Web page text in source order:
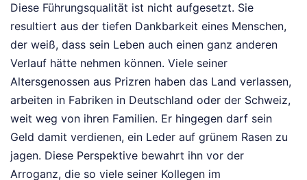
Diese Führungsqualität ist nicht aufgesetzt. Sie
resultiert aus der tiefen Dankbarkeit eines Menschen,
der weiß, dass sein Leben auch einen ganz anderen
Verlauf hätte nehmen können. Viele seiner
Altersgenossen aus Prizren haben das Land verlassen,
arbeiten in Fabriken in Deutschland oder der Schweiz,
weit weg von ihren Familien. Er hingegen darf sein
Geld damit verdienen, ein Leder auf grünem Rasen zu
jagen. Diese Perspektive bewahrt ihn vor der
Arroganz, die so viele seiner Kollegen im